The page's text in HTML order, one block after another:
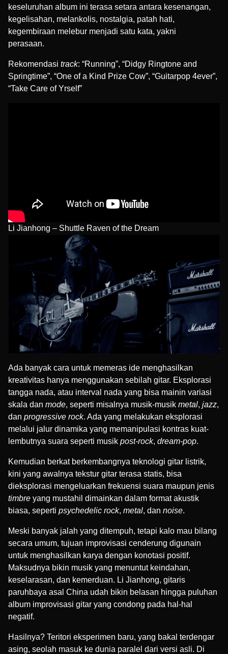
keseluruhan album ini terasa setara antara kesenangan,
kegelisahan, melankolis, nostalgia, patah hati,
kegembiraan melebur menjadi satu kata, yakni
perasaan.
Rekomendasi track: “Running”, “Didgy Ringtone and
Springtime”, “One of a Kind Prize Cow”, “Guitarpop 4ever”,
“Take Care of Yrself”
Li Jianhong – Shuttle Raven of the Dream
Ada banyak cara untuk memeras ide menghasilkan
kreativitas hanya menggunakan sebilah gitar. Eksplorasi
tangga nada, atau interval nada yang bisa mainin variasi
skala dan mode, seperti misalnya musik-musik metal, jazz,
dan progressive rock. Ada yang melakukan eksplorasi
melalui jalur dinamika yang memanipulasi kontras kuat-
lembutnya suara seperti musik post-rock, dream-pop.
Kemudian berkat berkembangnya teknologi gitar listrik,
kini yang awalnya tekstur gitar terasa statis, bisa
dieksplorasi mengeluarkan frekuensi suara maupun jenis
timbre yang mustahil dimainkan dalam format akustik
biasa, seperti psychedelic rock, metal, dan noise.
Meski banyak jalah yang ditempuh, tetapi kalo mau bilang
secara umum, tujuan improvisasi cenderung digunain
untuk menghasilkan karya dengan konotasi positif.
Maksudnya bikin musik yang menuntut keindahan,
keselarasan, dan kemerduan. Li Jianhong, gitaris
paruhbaya asal China udah bikin belasan hingga puluhan
album improvisasi gitar yang condong pada hal-hal
negatif.
Hasilnya? Teritori eksperimen baru, yang bakal terdengar
asing, seolah masuk ke dunia paralel dari versi asli. Di